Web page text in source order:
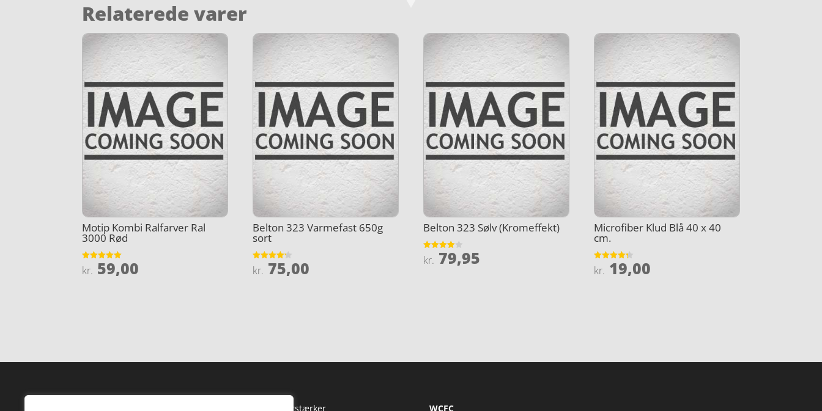
Relaterede varer
Motip Kombi Ralfarver Ral
3000 Rød
Vurderet
5
kr. 59,00
Belton 323 Varmefast 650g
sort
Vurderet
4.2
kr. 75,00
Belton 323 Sølv (Kromeffekt)
Vurderet
4
kr. 79,95
Microfiber Klud Blå 40 x 40
cm.
Vurderet
4.3
kr. 19,00
HiFi Forstærker WCFC